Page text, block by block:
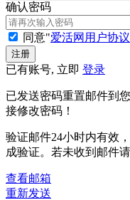
确认密码
同意"爱活网用户协议
已有账号, 立即 登录
已发送密码重置邮件到
接修改密码！
验证邮件24小时内有效
成验证。若未收到邮件
查看邮箱
重新发送